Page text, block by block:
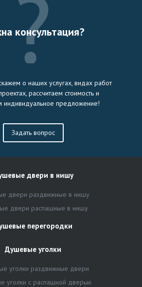
консультация?
о наших услугах, видах работ
рассчитаем стоимость и
индивидуальное предложение!
Задать вопрос
двери в нишу
двери раздвижные в нишу
двери распашные в нишу
перегородки
Душевые уголки
уголки раздвижные двери
уголки с распашной дверью